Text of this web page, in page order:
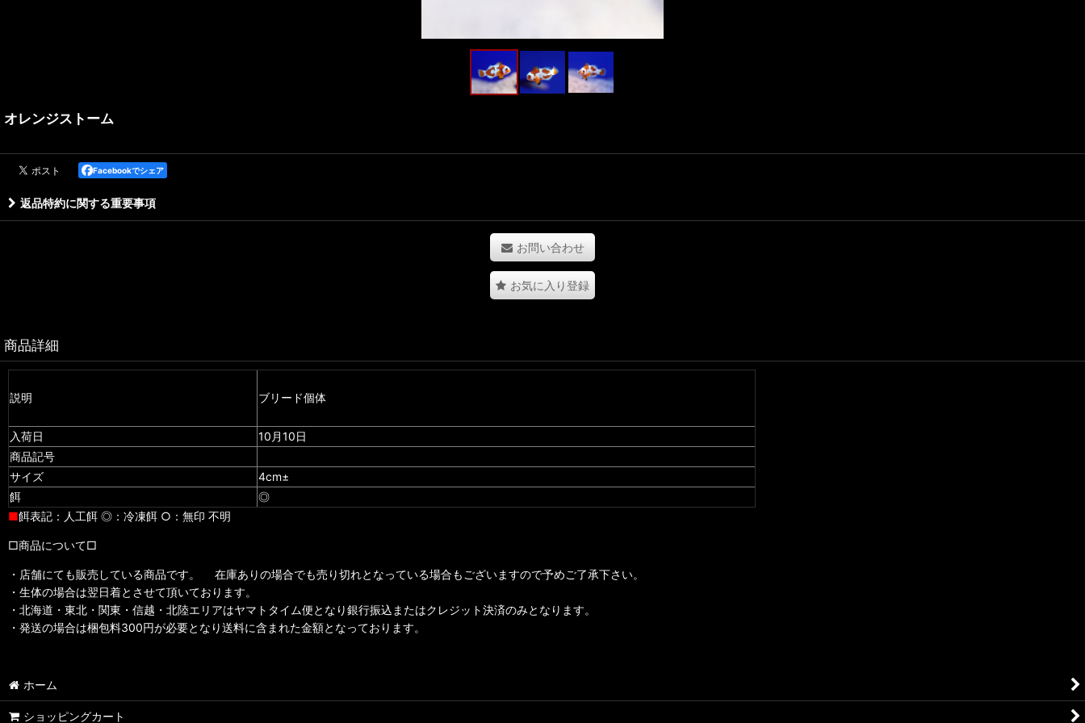
オレンジストーム
Facebookでシェア
返品特約に関する重要事項
お問い合わせ
お気に入り登録
商品詳細
説明 ブリード個体
入荷日
10月10日
商品記号
サイズ
4cm±
餌
◎
■餌表記：人工餌 ◎：冷凍餌 ○：無印 不明
□商品について□
・店舗にても販売している商品です。 在庫ありの場合でも売り切れとなっている場合もございますので予めご了承下さい。
・生体の場合は翌日着とさせて頂いております。
・北海道・東北・関東・信越・北陸エリアはヤマトタイム便となり銀行振込またはクレジット決済のみとなります。
・発送の場合は梱包料300円が必要となり送料に含まれた金額となっております。
ホーム
ショッピングカート